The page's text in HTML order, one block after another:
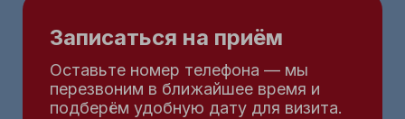
Записаться на приём
Оставьте номер телефона — мы
перезвоним в ближайшее время и
подберём удобную дату для визита.